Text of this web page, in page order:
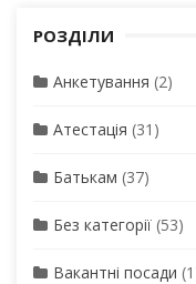
РОЗДІЛИ
Анкетування (2)
Атестація (31)
Батькам (37)
Без категорії (53)
Вакантні посади